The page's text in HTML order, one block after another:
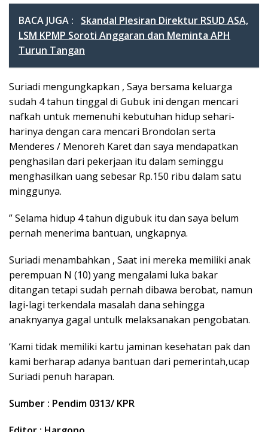
BACA JUGA :
Skandal Plesiran Direktur RSUD ASA,
LSM KPMP Soroti Anggaran dan Meminta APH
Turun Tangan
Suriadi mengungkapkan , Saya bersama keluarga
sudah 4 tahun tinggal di Gubuk ini dengan mencari
nafkah untuk memenuhi kebutuhan hidup sehari-
harinya dengan cara mencari Brondolan serta
Menderes / Menoreh Karet dan saya mendapatkan
penghasilan dari pekerjaan itu dalam seminggu
menghasilkan uang sebesar Rp.150 ribu dalam satu
minggunya.
” Selama hidup 4 tahun digubuk itu dan saya belum
pernah menerima bantuan, ungkapnya.
Suriadi menambahkan , Saat ini mereka memiliki anak
perempuan N (10) yang mengalami luka bakar
ditangan tetapi sudah pernah dibawa berobat, namun
lagi-lagi terkendala masalah dana sehingga
anaknyanya gagal untulk melaksanakan pengobatan.
‘Kami tidak memiliki kartu jaminan kesehatan pak dan
kami berharap adanya bantuan dari pemerintah,ucap
Suriadi penuh harapan.
Sumber : Pendim 0313/ KPR